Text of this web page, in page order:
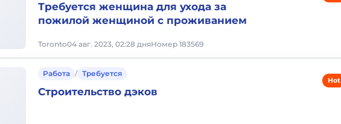
Требуется женщина для ухода за
пожилой женщиной с проживанием
Toronto04 авг. 2023, 02:28 дняНомер 183569
Работа / Требуется
Строительство дэков
Hot